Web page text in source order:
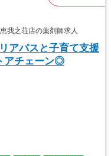
我之荘店の薬剤師求人
アパスと子育て支援
アチェーン◎